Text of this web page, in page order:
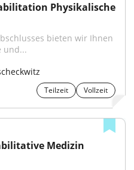
Physikalische
bieten wir Ihnen
und...
Teilzeit Vollzeit
Medizin